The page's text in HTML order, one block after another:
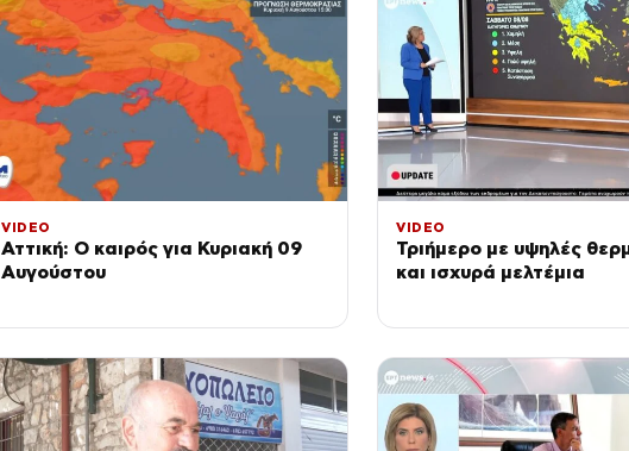
VIDEO
Αττική: Ο καιρός για Κυριακή 09
Αυγούστου
VIDEO
Τριήμερο με υψηλές
και ισχυρά μελτέμια